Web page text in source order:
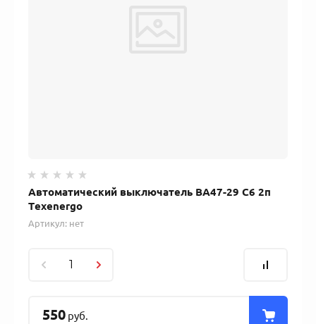
Автоматический выключатель ВА47-29 C6 2п
Texenergo
Артикул: нет
550 руб.